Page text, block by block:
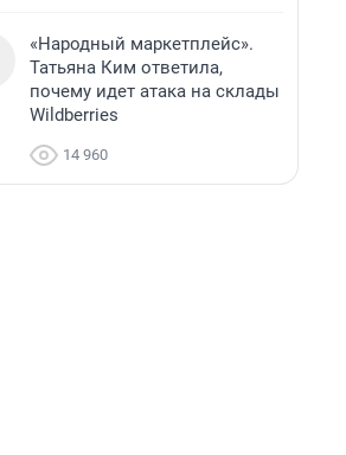
«Народный маркетплейс».
Татьяна Ким ответила,
почему идет атака на склады
Wildberries
14 960